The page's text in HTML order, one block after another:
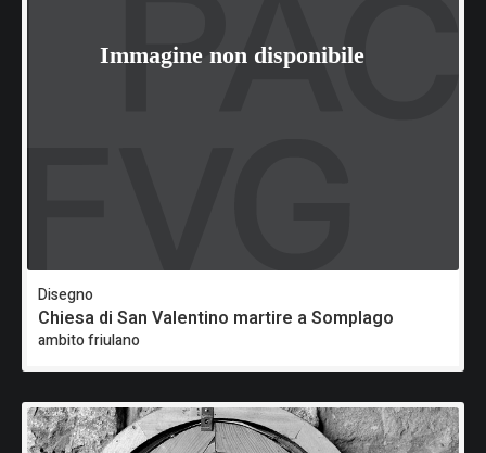
Disegno
Chiesa di San Valentino martire a Somplago
ambito friulano